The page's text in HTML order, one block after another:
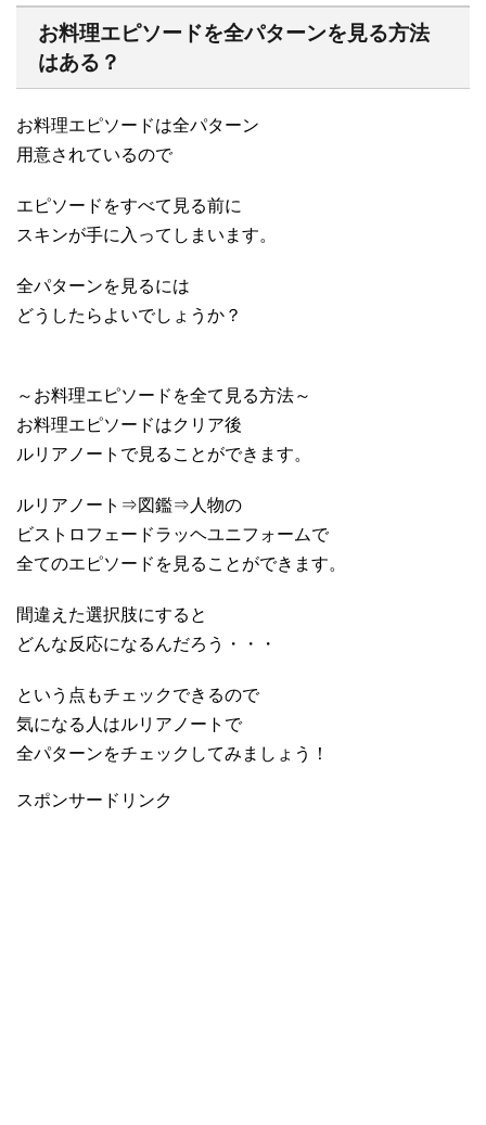
お料理エピソードを全パターンを見る方法
はある？
お料理エピソードは全パターン
用意されているので
エピソードをすべて見る前に
スキンが手に入ってしまいます。
全パターンを見るには
どうしたらよいでしょうか？
～お料理エピソードを全て見る方法～
お料理エピソードはクリア後
ルリアノートで見ることができます。
ルリアノート⇒図鑑⇒人物の
ビストロフェードラッヘユニフォームで
全てのエピソードを見ることができます。
間違えた選択肢にすると
どんな反応になるんだろう・・・
という点もチェックできるので
気になる人はルリアノートで
全パターンをチェックしてみましょう！
スポンサードリンク